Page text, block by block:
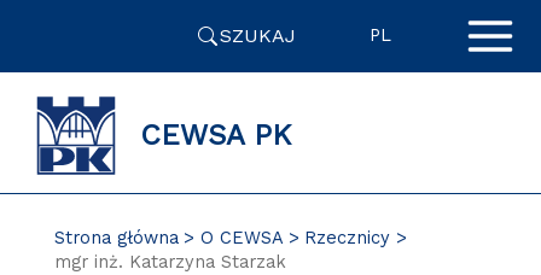
SZUKAJ PL
CEWSA PK
Strona główna O CEWSA
Rzecznicy
mgr inż. Katarzyna Starzak